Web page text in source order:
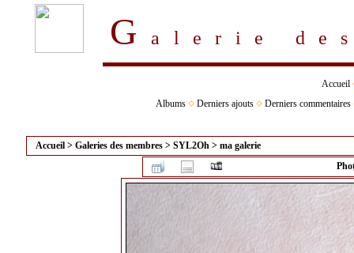
Galerie
Accueil
Albums
Derniers ajouts Derniers commentaires
Accueil > Galeries des membres > SYL2Oh > ma galerie